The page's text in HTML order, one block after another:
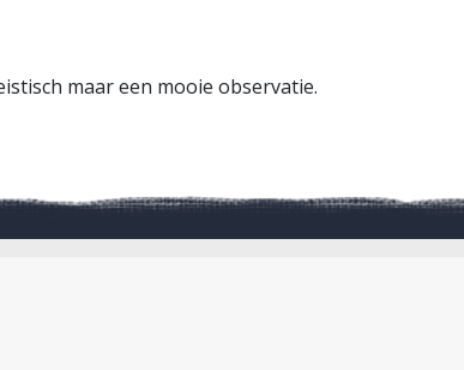
maar een mooie observatie.